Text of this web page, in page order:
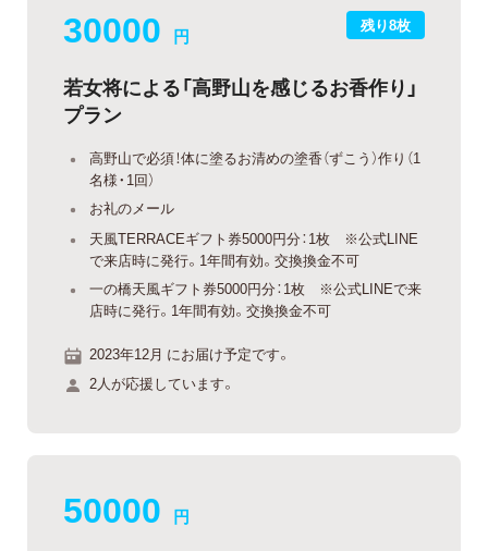
残り8枚
30000 円
若女将による「高野山を感じるお香作り」
プラン
高野山で必須！体に塗るお清めの塗香（ずこう）作り（1
名様・1回）
お礼のメール
天風TERRACEギフト券5000円分：1枚 ※公式LINE
で来店時に発行。1年間有効。交換換金不可
一の橋天風ギフト券5000円分：1枚 ※公式LINEで来
店時に発行。1年間有効。交換換金不可
2023年12月 にお届け予定です。
2人が応援しています。
50000 円